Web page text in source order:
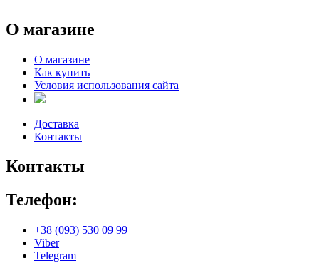
О магазине
О магазине
Как купить
Условия использования сайта
Доставка
Контакты
Контакты
Телефон:
+38 (093) 530 09 99
Viber
Telegram